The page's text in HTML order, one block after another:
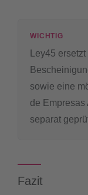
WICHTIG
Ley45
sowie eine
de Empresas
separat
Fazit